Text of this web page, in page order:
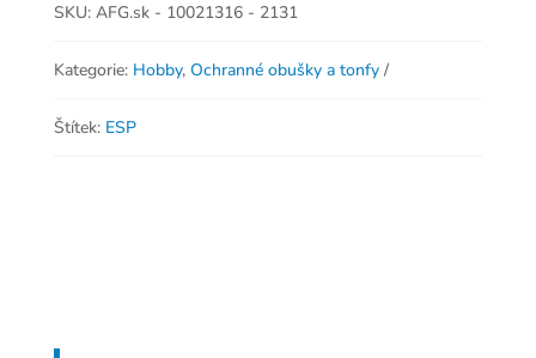
SKU: AFG.sk - 10021316 - 2131
Kategorie: Hobby, Ochranné obušky a tonfy
Štítek: ESP